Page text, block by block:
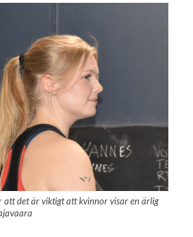
att det är viktigt att kvinnor visar en ärlig